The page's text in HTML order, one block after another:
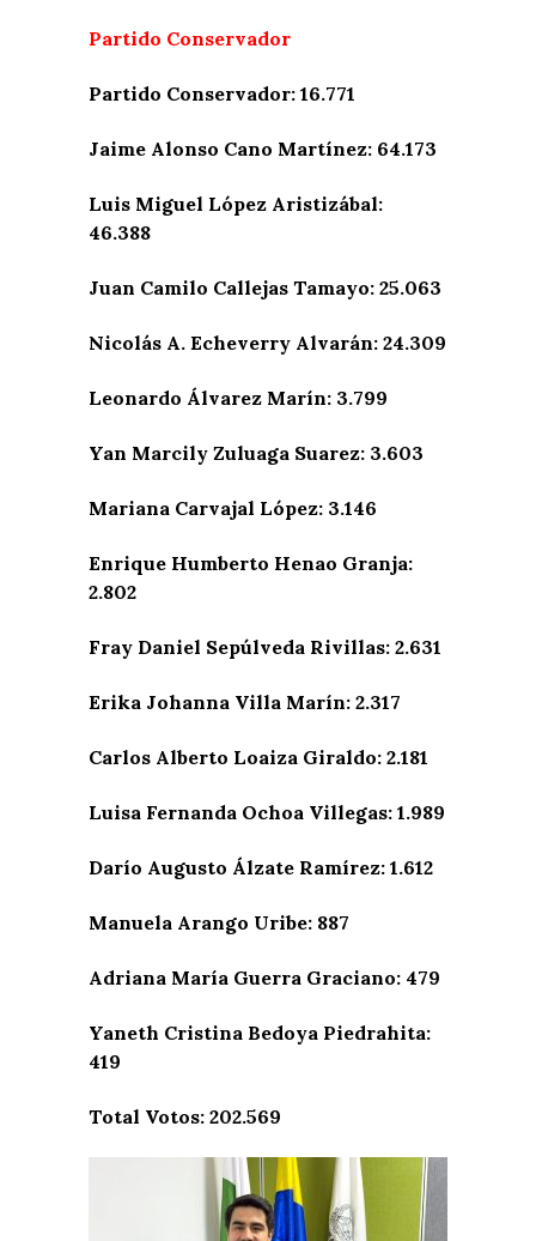
Partido Conservador
Partido Conservador: 16.771
Jaime Alonso Cano Martínez: 64.173
Luis Miguel López Aristizábal:
46.388
Juan Camilo Callejas Tamayo: 25.063
Nicolás A. Echeverry Alvarán: 24.309
Leonardo Álvarez Marín: 3.799
Yan Marcily Zuluaga Suarez: 3.603
Mariana Carvajal López: 3.146
Enrique Humberto Henao Granja:
2.802
Fray Daniel Sepúlveda Rivillas: 2.631
Erika Johanna Villa Marín: 2.317
Carlos Alberto Loaiza Giraldo: 2.181
Luisa Fernanda Ochoa Villegas: 1.989
Darío Augusto Álzate Ramírez: 1.612
Manuela Arango Uribe: 887
Adriana María Guerra Graciano: 479
Yaneth Cristina Bedoya Piedrahita:
419
Total Votos: 202.569